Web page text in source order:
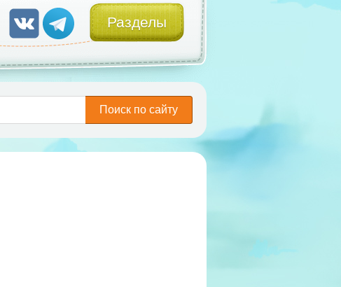
Разделы
Поиск по сайту